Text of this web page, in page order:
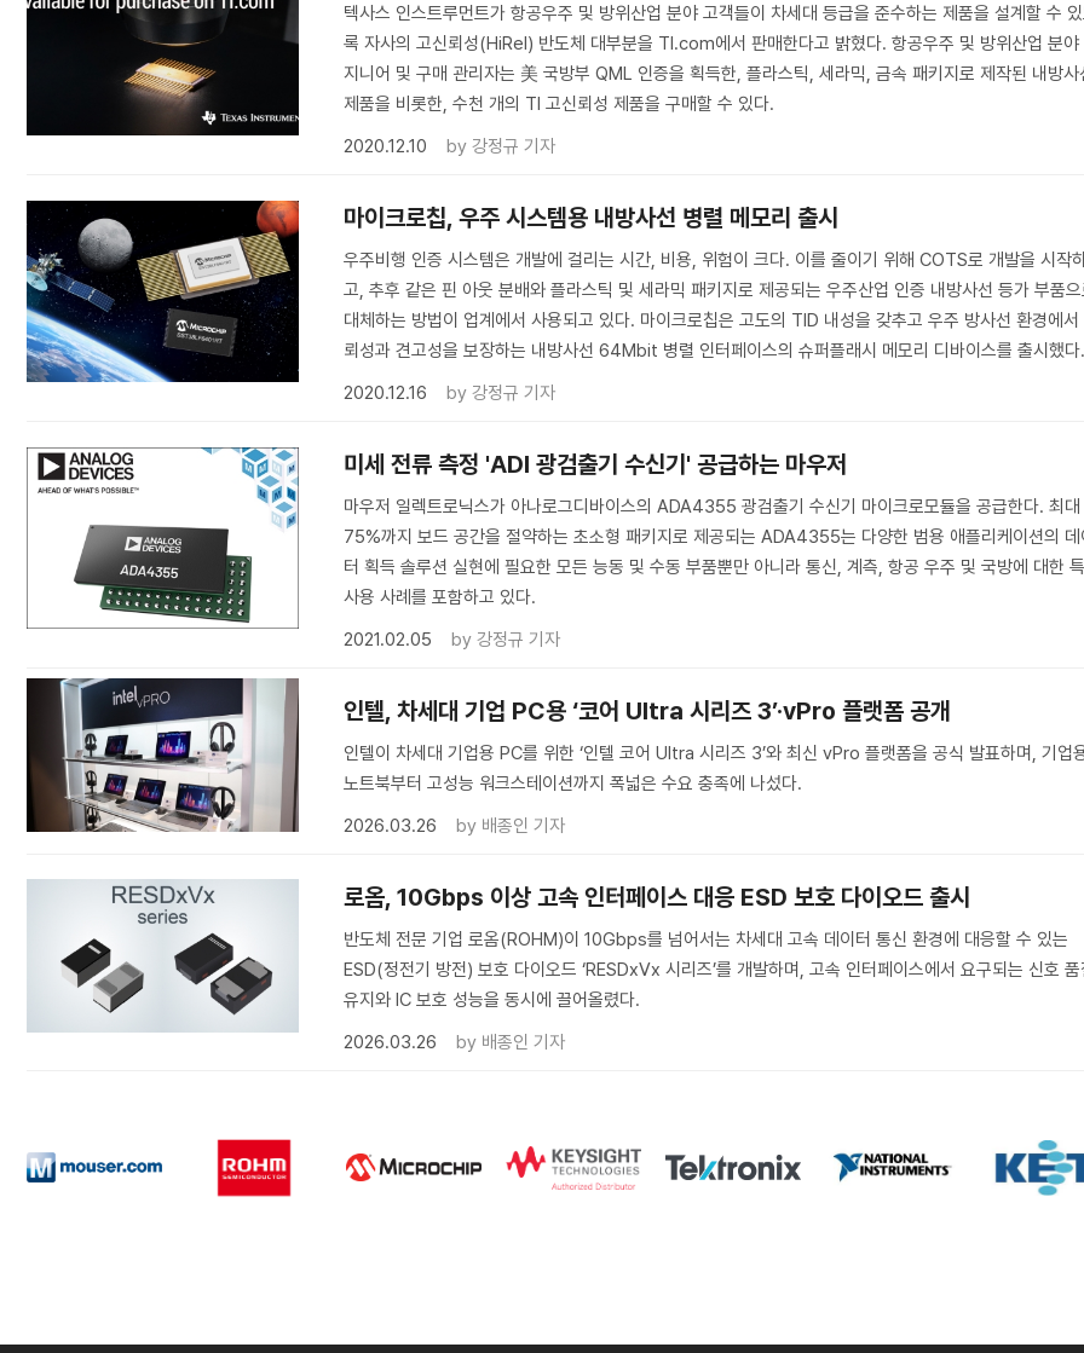
텍사스 인스트루먼트가 항공우주 및 방위산업 분야 고객들이 차세대 등급을 준수하는 제품을 설계할 수
록 자사의 고신뢰성(HiRel) 반도체 대부분을 TI.com에서 판매한다고 밝혔다. 항공우주 및 방위산업 분야
지니어 및 구매 관리자는 美 국방부 QML 인증을 획득한, 플라스틱, 세라믹, 금속 패키지로 제작된 내방사
제품을 비롯한, 수천 개의 TI 고신뢰성 제품을 구매할 수 있다.
2020.12.10
by강정규 기자
마이크로칩, 우주 시스템용 내방사선 병렬 메모리 출시
우주비행 인증 시스템은 개발에 걸리는 시간, 비용, 위험이 크다. 이를 줄이기 위해 COTS로 개발을 시작
고, 추후 같은 핀 아웃 분배와 플라스틱 및 세라믹 패키지로 제공되는 우주산업 인증 내방사선 등가 부품으
대체하는 방법이 업계에서 사용되고 있다. 마이크로칩은 고도의 TID 내성을 갖추고 우주 방사선 환경에서
뢰성과 견고성을 보장하는 내방사선 64Mbit 병렬 인터페이스의 슈퍼플래시 메모리 디바이스를 출시했다.
2020.12.16
by강정규 기자
미세 전류 측정 'ADI 광검출기 수신기' 공급하는 마우저
마우저 일렉트로닉스가 아나로그디바이스의 ADA4355 광검출기 수신기 마이크로모듈을 공급한다. 최대
75%까지 보드 공간을 절약하는 초소형 패키지로 제공되는 ADA4355는 다양한 범용 애플리케이션의 데
터 획득 솔루션 실현에 필요한 모든 능동 및 수동 부품뿐만 아니라 통신, 계측, 항공 우주 및 국방에 대한
사용 사례를 포함하고 있다.
2021.02.05
by강정규 기자
인텔, 차세대 기업 PC용 ‘코어 Ultra 시리즈 3’·vPro 플랫폼 공개
인텔이 차세대 기업용 PC를 위한 ‘인텔 코어 Ultra 시리즈 3’와 최신 vPro 플랫폼을 공식 발표하며, 기업
노트북부터 고성능 워크스테이션까지 폭넓은 수요 충족에 나섰다.
2026.03.26
by 배종인 기자
로옴, 10Gbps 이상 고속 인터페이스 대응 ESD 보호 다이오드 출시
반도체 전문 기업 로옴(ROHM)이 10Gbps를 넘어서는 차세대 고속 데이터 통신 환경에 대응할 수 있는
ESD(정전기 방전) 보호 다이오드 ‘RESDxVx 시리즈’를 개발하며, 고속 인터페이스에서 요구되는 신호 품
유지와 IC 보호 성능을 동시에 끌어올렸다.
2026.03.26
by 배종인 기자